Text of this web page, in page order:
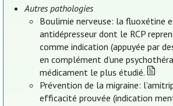
Autres pathologies
Boulimie nerveuse: la fluoxétine
antidépresseur dont le RCP
comme indication (appuyée par
en complément d’une
médicament le plus étudié.
Prévention de la migraine:
efficacité prouvée (indication